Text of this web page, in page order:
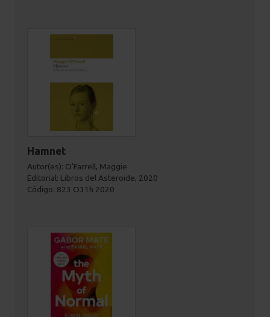
Hamnet
Autor(es): O'Farrell, Maggie
Editorial: Libros del Asteroide, 2020
Código: 823 O31h 2020